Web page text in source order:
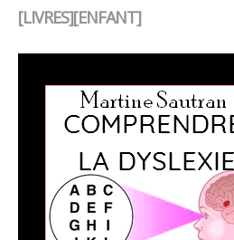
[LIVRES][ENFANT]